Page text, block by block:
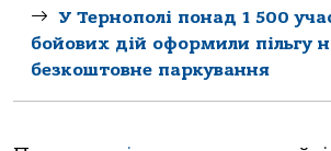
У Тернополі понад 1 500
бойових дій оформили пільгу
безкоштовне паркування